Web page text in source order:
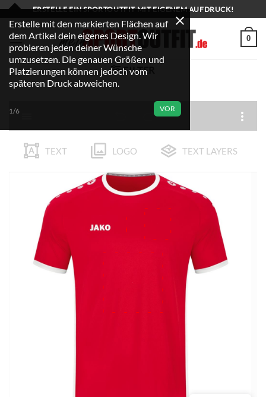
Zum
Inhalt
springen
ERSTELLE EIN SPORTOUTFIT MIT EIGENEM AUFDRUCK!
0
FILTER
TEXT LOGO TEXT LAYERS
Erstelle mit den markierten Flächen auf
dem Artikel dein eigenes Design. Wir
probieren jeden deiner Wünsche
umzusetzen. Die genauen Größen und
Platzierungen können jedoch vom
späteren Druck abweichen.
VOR
1/6